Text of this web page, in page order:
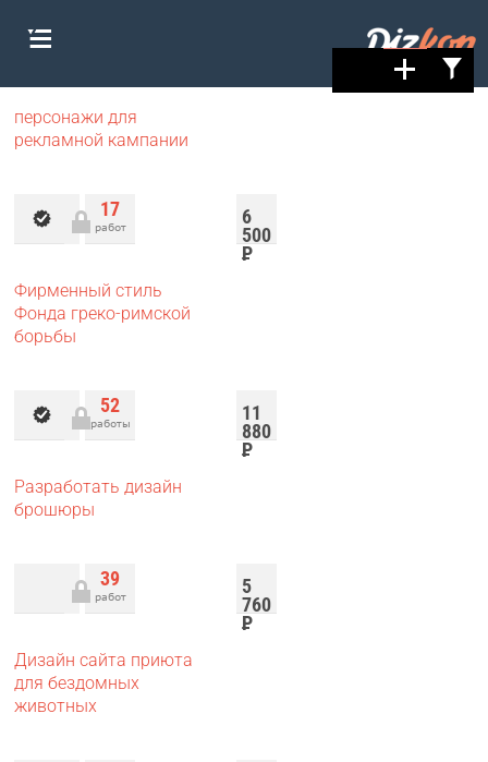
6
500
Р
персонажи для
рекламной кампании
17
работ
11
880
Р
Фирменный стиль
Фонда греко-римской
борьбы
52
работы
5
760
Р
Разработать дизайн
брошюры
39
работ
Дизайн сайта приюта
для бездомных
животных